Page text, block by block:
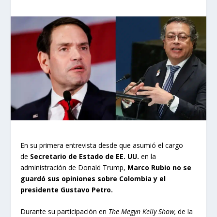
En su primera entrevista desde que asumió el cargo
de Secretario de Estado de EE. UU.en la
administración de Donald Trump, Marco Rubio no se
guardó sus opiniones sobre Colombia y el
presidente Gustavo Petro.
Durante su participación en The Megyn Kelly Show, de la